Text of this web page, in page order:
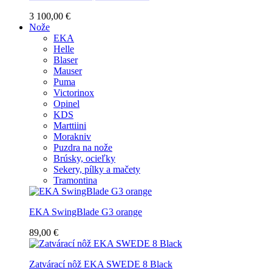
3 100,00 €
Nože
EKA
Helle
Blaser
Mauser
Puma
Victorinox
Opinel
KDS
Marttiini
Morakniv
Puzdra na nože
Brúsky, ocieľky
Sekery, pílky a mačety
Tramontina
EKA SwingBlade G3 orange
89,00 €
Zatvárací nôž EKA SWEDE 8 Black